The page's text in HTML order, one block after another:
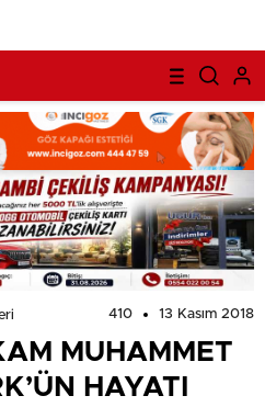
410 13 Kasım 2018
MUHAMMET
HAYATI